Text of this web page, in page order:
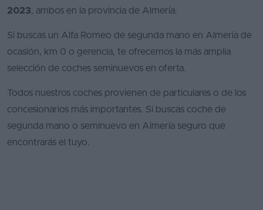
2023, ambos en la provincia de Almería.
Si buscas un Alfa Romeo de segunda mano en Almería de
ocasión, km 0 o gerencia, te ofrecemos la más amplia
selección de coches seminuevos en oferta.
Todos nuestros coches provienen de particulares o de los
concesionarios más importantes. Si buscas coche de
segunda mano o seminuevo en Almería seguro que
encontrarás el tuyo.